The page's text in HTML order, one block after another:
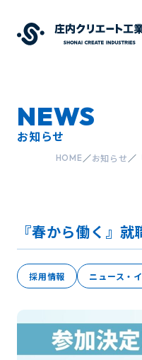
NEWS
お知らせ
HOME お知らせ
『春から働く』
採用情報 ニュース・